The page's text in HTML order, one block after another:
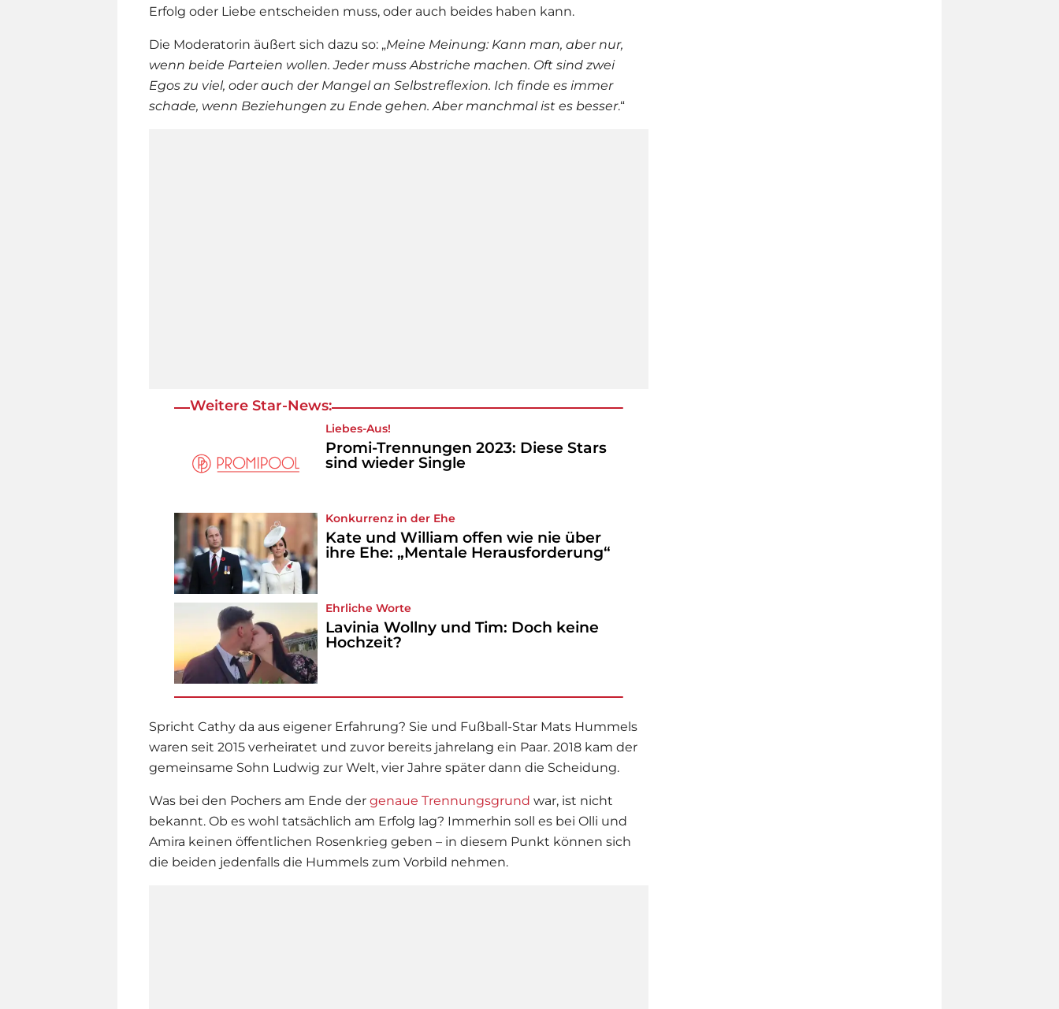
Erfolg oder Liebe entscheiden muss, oder auch beides haben kann.
Die Moderatorin äußert sich dazu so: „Meine Meinung: Kann man, aber nur,
wenn beide Parteien wollen. Jeder muss Abstriche machen. Oft sind zwei
Egos zu viel, oder auch der Mangel an Selbstreflexion. Ich finde es immer
schade, wenn Beziehungen zu Ende gehen. Aber manchmal ist es besser.“
Weitere Star-News:
Liebes-Aus!
Promi-Trennungen 2023: Diese Stars
sind wieder Single
Konkurrenz in der Ehe
Kate und William offen wie nie über
ihre Ehe: „Mentale Herausforderung“
Ehrliche Worte
Lavinia Wollny und Tim: Doch keine
Hochzeit?
Spricht Cathy da aus eigener Erfahrung? Sie und Fußball-Star Mats Hummels
waren seit 2015 verheiratet und zuvor bereits jahrelang ein Paar. 2018 kam der
gemeinsame Sohn Ludwig zur Welt, vier Jahre später dann die Scheidung.
Was bei den Pochers am Ende der genaue Trennungsgrund war, ist nicht
bekannt. Ob es wohl tatsächlich am Erfolg lag? Immerhin soll es bei Olli und
Amira keinen öffentlichen Rosenkrieg geben – in diesem Punkt können sich
die beiden jedenfalls die Hummels zum Vorbild nehmen.